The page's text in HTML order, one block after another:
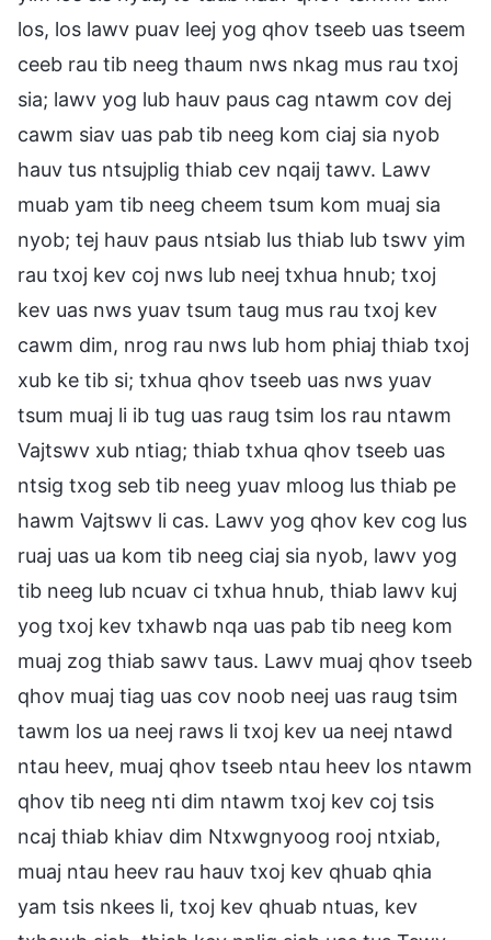
los, los lawv puav leej yog qhov tseeb uas tseem
ceeb rau tib neeg thaum nws nkag mus rau txoj
sia; lawv yog lub hauv paus cag ntawm cov dej
cawm siav uas pab tib neeg kom ciaj sia nyob
hauv tus ntsujplig thiab cev nqaij tawv. Lawv
muab yam tib neeg cheem tsum kom muaj sia
nyob; tej hauv paus ntsiab lus thiab lub tswv yim
rau txoj kev coj nws lub neej txhua hnub; txoj
kev uas nws yuav tsum taug mus rau txoj kev
cawm dim, nrog rau nws lub hom phiaj thiab txoj
xub ke tib si; txhua qhov tseeb uas nws yuav
tsum muaj li ib tug uas raug tsim los rau ntawm
Vajtswv xub ntiag; thiab txhua qhov tseeb uas
ntsig txog seb tib neeg yuav mloog lus thiab pe
hawm Vajtswv li cas. Lawv yog qhov kev cog lus
ruaj uas ua kom tib neeg ciaj sia nyob, lawv yog
tib neeg lub ncuav ci txhua hnub, thiab lawv kuj
yog txoj kev txhawb nqa uas pab tib neeg kom
muaj zog thiab sawv taus. Lawv muaj qhov tseeb
qhov muaj tiag uas cov noob neej uas raug tsim
tawm los ua neej raws li txoj kev ua neej ntawd
ntau heev, muaj qhov tseeb ntau heev los ntawm
qhov tib neeg nti dim ntawm txoj kev coj tsis
ncaj thiab khiav dim Ntxwgnyoog rooj ntxiab,
muaj ntau heev rau hauv txoj kev qhuab qhia
yam tsis nkees li, txoj kev qhuab ntuas, kev